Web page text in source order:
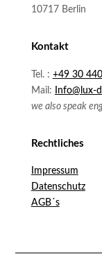
10717 Berlin
Kontakt
Tel. : +49 30
Mail:
Info@lux-
we also speak
Rechtliches
Impressum
Datenschutz
AGB´s